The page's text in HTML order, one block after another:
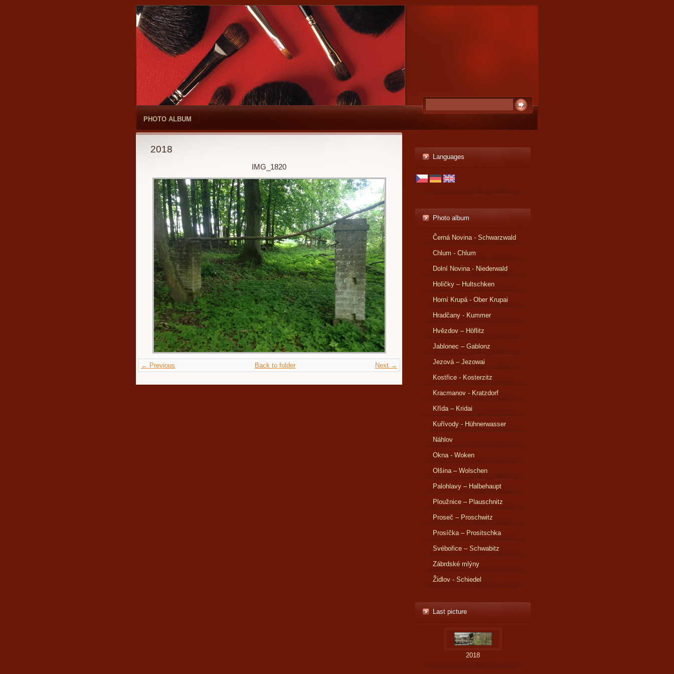
PHOTO ALBUM
2018
IMG_1820
← Previous Next →
Back to folder
Languages
Photo album
Černá Novina - Schwarzwald
Chlum - Chlum
Dolní Novina - Niederwald
Holičky – Hultschken
Horní Krupá - Ober Krupai
Hradčany - Kummer
Hvězdov – Höflitz
Jablonec – Gablonz
Jezová – Jezowai
Kostřice - Kosterzitz
Kracmanov - Kratzdorf
Křída – Kridai
Kuřívody - Hühnerwasser
Náhlov
Okna - Woken
Olšina – Wolschen
Palohlavy – Halbehaupt
Ploužnice – Plauschnitz
Proseč – Proschwitz
Prosíčka – Prositschka
Svébořice – Schwabitz
Zábrdské mlýny
Židlov - Schiedel
Last picture
2018